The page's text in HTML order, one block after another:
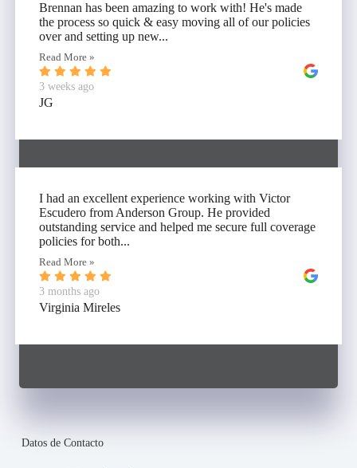
Brennan has been amazing to work with! He's made
the process so quick & easy moving all of our policies
over and setting up new...
Read More »
3 weeks ago
JG
I had an excellent experience working with Victor
Escudero from Anderson Group. He provided
outstanding service and helped me secure full coverage
policies for both...
Read More »
3 months ago
Virginia Mireles
Datos de Contacto